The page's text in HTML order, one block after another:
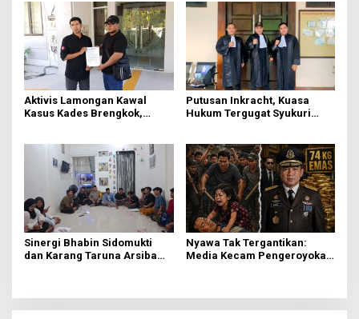
Aktivis Lamongan Kawal
Kasus Kades Brengkok,
Putusan Inkracht, Kuasa
Hukum Tergugat Syukuri
Sinergi Bhabin Sidomukti
dan Karang Taruna Arsiba
Nyawa Tak Tergantikan:
Media Kecam Pengeroyokan